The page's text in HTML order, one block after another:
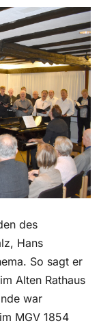
des
Hans
So sagt er
Alten Rathaus
war
MGV 1854